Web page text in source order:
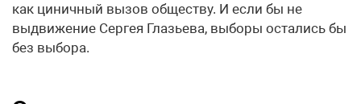
как циничный вызов обществу. И если бы не
выдвижение Сергея Глазьева, выборы остались бы
без выбора.